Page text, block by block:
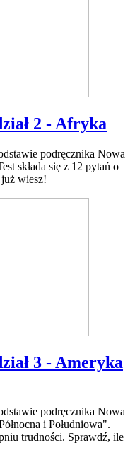
2 - Afryka
podręcznika Nowa
składa się z 12 pytań o
wiesz!
3 - Ameryka
podręcznika Nowa
i Południowa".
trudności. Sprawdź, ile